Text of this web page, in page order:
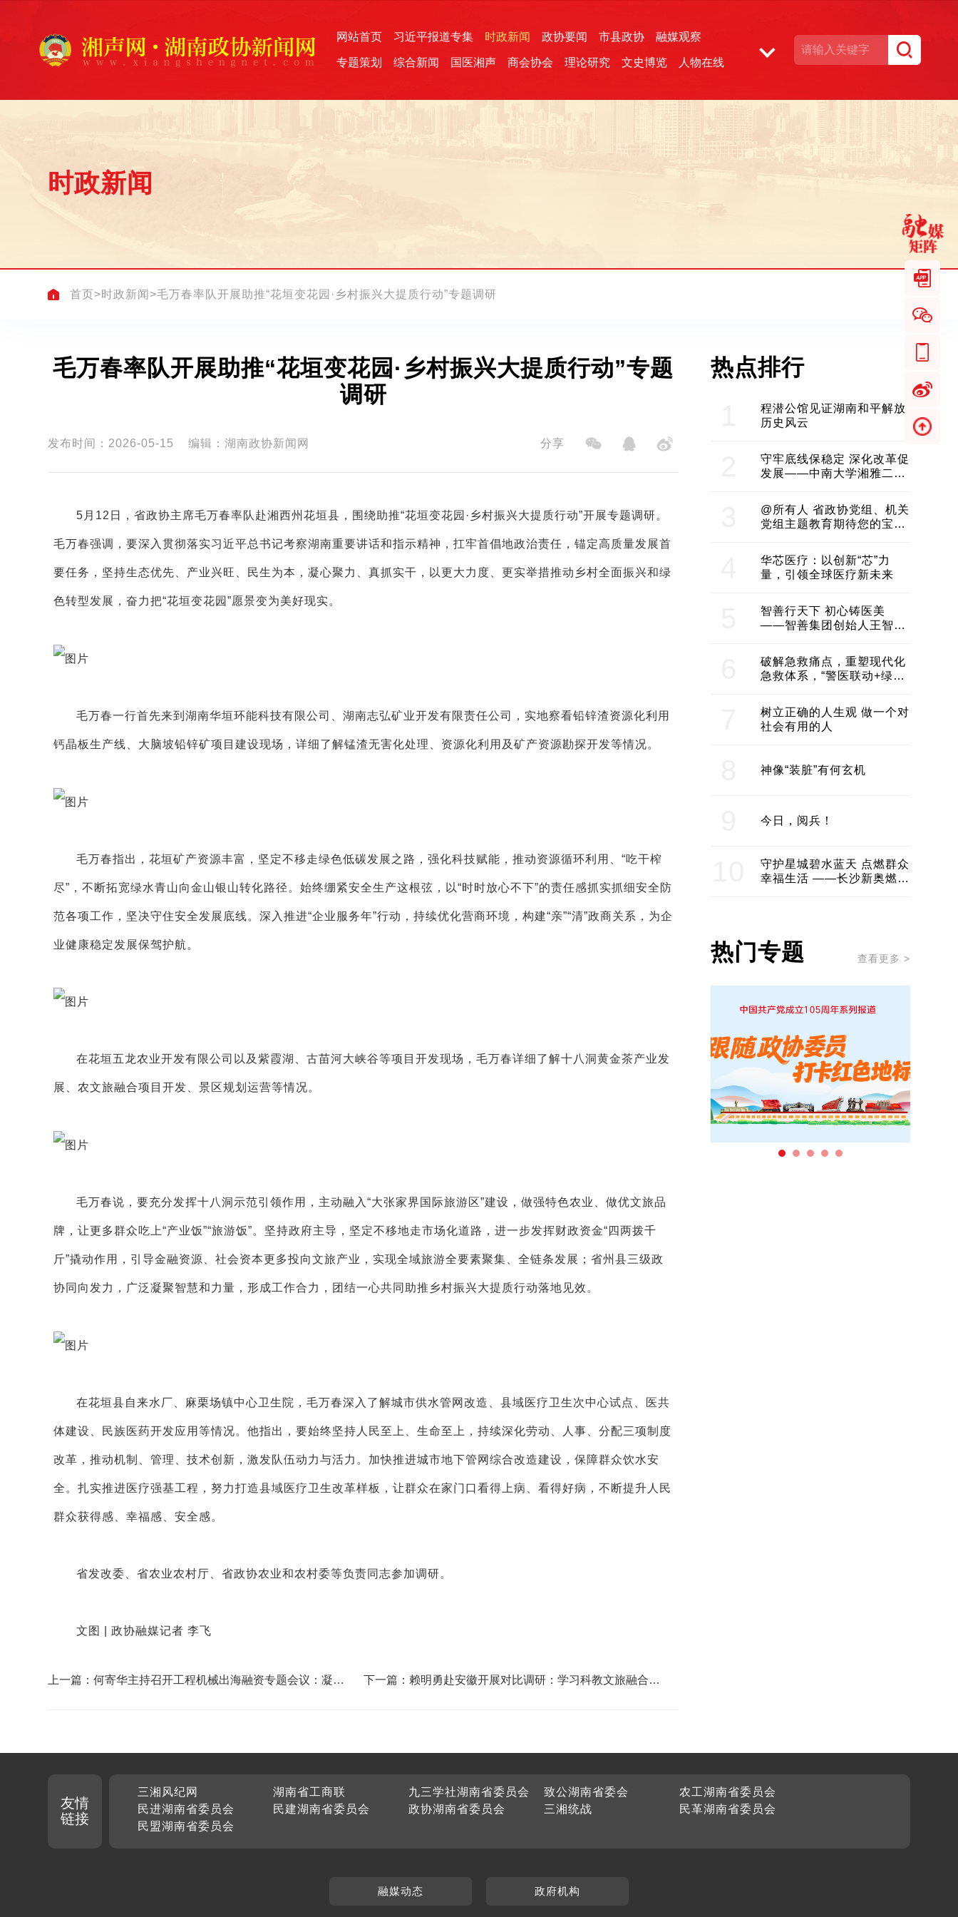
网站首页 习近平报道专集 时政新闻 政协要闻 市县政协 融媒观察
专题策划 综合新闻 国医湘声 商会协会 理论研究 文史博览 人物在线
时政新闻
首页>时政新闻 >毛万春率队开展助推“花垣变花园·乡村振兴大提质行动”专题调研
毛万春率队开展助推“花垣变花园·乡村振兴大提质行动”专题
调研
发布时间：2026-05-15 编辑：湖南政协新闻网 分享
5月12日，省政协主席毛万春率队赴湘西州花垣县，围绕助推“花垣变花园·乡村振兴大提质行动”开展专题调研。
毛万春强调，要深入贯彻落实习近平总书记考察湖南重要讲话和指示精神，扛牢首倡地政治责任，锚定高质量发展首
要任务，坚持生态优先、产业兴旺、民生为本，凝心聚力、真抓实干，以更大力度、更实举措推动乡村全面振兴和绿
色转型发展，奋力把“花垣变花园”愿景变为美好现实。
毛万春一行首先来到湖南华垣环能科技有限公司、湖南志弘矿业开发有限责任公司，实地察看铅锌渣资源化利用
钙晶板生产线、大脑坡铅锌矿项目建设现场，详细了解锰渣无害化处理、资源化利用及矿产资源勘探开发等情况。
毛万春指出，花垣矿产资源丰富，坚定不移走绿色低碳发展之路，强化科技赋能，推动资源循环利用、“吃干榨
尽”，不断拓宽绿水青山向金山银山转化路径。始终绷紧安全生产这根弦，以“时时放心不下”的责任感抓实抓细安全防
范各项工作，坚决守住安全发展底线。深入推进“企业服务年”行动，持续优化营商环境，构建“亲”“清”政商关系，为企
业健康稳定发展保驾护航。
在花垣五龙农业开发有限公司以及紫霞湖、古苗河大峡谷等项目开发现场，毛万春详细了解十八洞黄金茶产业发
展、农文旅融合项目开发、景区规划运营等情况。
毛万春说，要充分发挥十八洞示范引领作用，主动融入“大张家界国际旅游区”建设，做强特色农业、做优文旅品
牌，让更多群众吃上“产业饭”“旅游饭”。坚持政府主导，坚定不移地走市场化道路，进一步发挥财政资金“四两拨千
斤”撬动作用，引导金融资源、社会资本更多投向文旅产业，实现全域旅游全要素聚集、全链条发展；省州县三级政
协同向发力，广泛凝聚智慧和力量，形成工作合力，团结一心共同助推乡村振兴大提质行动落地见效。
在花垣县自来水厂、麻栗场镇中心卫生院，毛万春深入了解城市供水管网改造、县域医疗卫生次中心试点、医共
体建设、民族医药开发应用等情况。他指出，要始终坚持人民至上、生命至上，持续深化劳动、人事、分配三项制度
改革，推动机制、管理、技术创新，激发队伍动力与活力。加快推进城市地下管网综合改造建设，保障群众饮水安
全。扎实推进医疗强基工程，努力打造县域医疗卫生改革样板，让群众在家门口看得上病、看得好病，不断提升人民
群众获得感、幸福感、安全感。
省发改委、省农业农村厅、省政协农业和农村委等负责同志参加调研。
文图 | 政协融媒记者 李飞
上一篇：何寄华主持召开工程机械出海融资专题会议：凝聚
下一篇：赖明勇赴安徽开展对比调研：学习科教文旅融合先
热点排行
程潜公馆见证湖南和平解放
历史风云
守牢底线保稳定 深化改革促
发展——中南大学湘雅二医
@所有人 省政协党组、机关
党组主题教育期待您的宝贵
华芯医疗：以创新“芯”力
量，引领全球医疗新未来
智善行天下 初心铸医美
——智善集团创始人王智带
建医美产业良性生态圈
破解急救痛点，重塑现代化
急救体系，“警医联动+绿波
树立正确的人生观 做一个对
社会有用的人
神像“装脏”有何玄机
今日，阅兵！
守护星城碧水蓝天 点燃群众
幸福生活 ——长沙新奥燃气
热门专题 查看更多 >
友情
链接
三湘风纪网 湖南省工商联 九三学社湖南省委员会 致公湖南省委会
农工湖南省委员会
民进湖南省委员会
民建湖南省委员会 政协湖南省委员会 三湘统战
民革湖南省委员会
民盟湖南省委员会
融媒动态 政府机构